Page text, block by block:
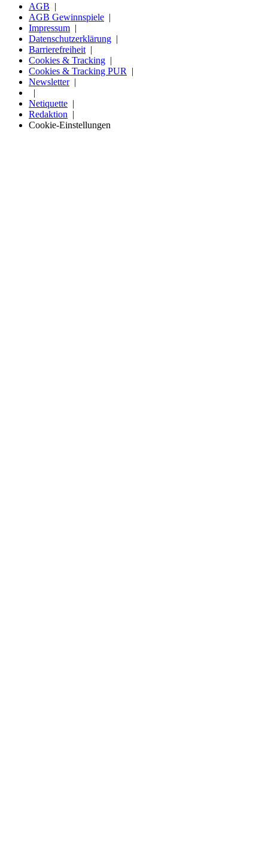
AGB
AGB Gewinnspiele
Impressum
Datenschutzerklärung
Barrierefreiheit
Cookies & Tracking
Cookies & Tracking PUR
Newsletter
Netiquette
Redaktion
Cookie-Einstellungen